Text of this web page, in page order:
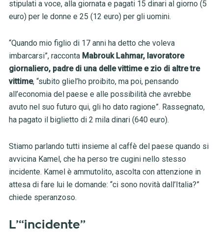
stipulati a voce, alla giornata e pagati 15 dinari al giorno (5
euro) per le donne e 25 (12 euro) per gli uomini.
“Quando mio figlio di 17 anni ha detto che voleva
imbarcarsi”, racconta Mabrouk Lahmar, lavoratore
giornaliero, padre di una delle vittime e zio di altre tre
vittime, “subito gliel’ho proibito, ma poi, pensando
all’economia del paese e alle possibilità che avrebbe
avuto nel suo futuro qui, gli ho dato ragione”. Rassegnato,
ha pagato il biglietto di 2 mila dinari (640 euro).
Stiamo parlando tutti insieme al caffè del paese quando si
avvicina Kamel, che ha perso tre cugini nello stesso
incidente. Kamel è ammutolito, ascolta con attenzione in
attesa di fare lui le domande: “ci sono novità dall’Italia?”
chiede speranzoso.
L’“incidente”